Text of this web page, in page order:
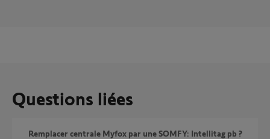
Questions liées
Remplacer centrale Myfox par une SOMFY: Intellitag pb ?